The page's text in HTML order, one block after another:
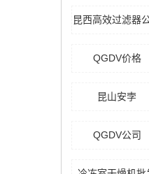
昆西高效过滤器
QGDV价格
昆山安孛
QGDV公司